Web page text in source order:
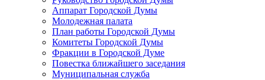
Аппарат Городской Думы
Молодежная палата
План работы Городской Думы
Комитеты Городской Думы
Фракции в Городской Думе
Повестка ближайшего заседания
Муниципальная служба